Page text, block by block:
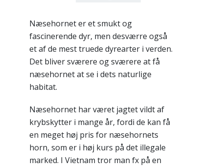
Næsehornet er et smukt og
fascinerende dyr, men desværre også
et af de mest truede dyrearter i verden.
Det bliver sværere og sværere at få
næsehornet at se i dets naturlige
habitat.
Næsehornet har været jagtet vildt af
krybskytter i mange år, fordi de kan få
en meget høj pris for næsehornets
horn, som er i høj kurs på det illegale
marked. I Vietnam tror man fx på en